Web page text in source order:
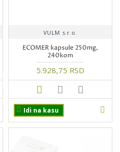
VULM s.r.o.
ECOMER kapsule 250mg,
240kom
5.928,75 RSD
Idi na kasu